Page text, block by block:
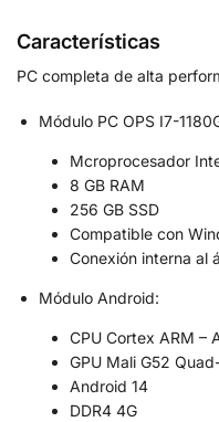
Características
PC completa de alta
Módulo PC OPS I7-
Mcroprocesador
8 GB RAM
256 GB SSD
Compatible con
Conexión interna al
Módulo Android:
CPU Cortex ARM –
GPU Mali G52
Android 14
DDR4 4G